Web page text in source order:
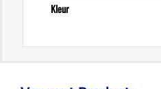
Kleur